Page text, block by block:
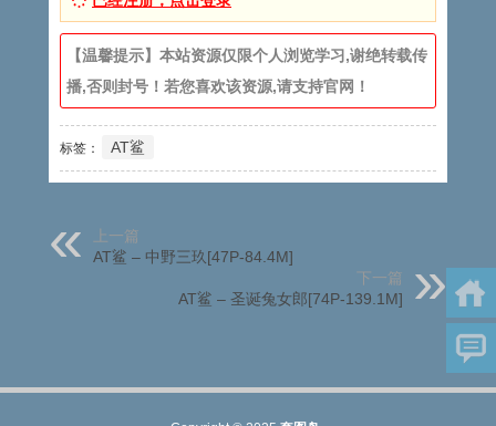
【温馨提示】本站资源仅限个人浏览学习,谢绝转载传
播,否则封号！若您喜欢该资源,请支持官网！
标签： AT鲨
上一篇
AT鲨 – 中野三玖[47P-84.4M]
下一篇
AT鲨 – 圣诞兔女郎[74P-139.1M]